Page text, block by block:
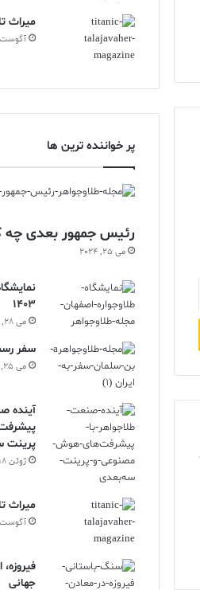
ميراث
آگوست 7, 2021
پر خواننده ترین ها
رئیس جمهور بعدی چه
می 25, 2024
1403
می 28, 2024
سفر
می 25, 2024
آینده
پرینت
ژوئن 18, 2024
ميراث
آگوست 7, 2021
فیروزه،
جهانی